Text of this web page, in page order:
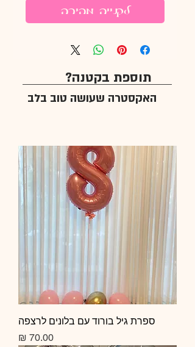
לקנייה מהירה
תוספת בקטנה?
האקסטרה שעושה טוב בלב
ספרת גיל בורוד עם בלונים לרצפה
מחיר